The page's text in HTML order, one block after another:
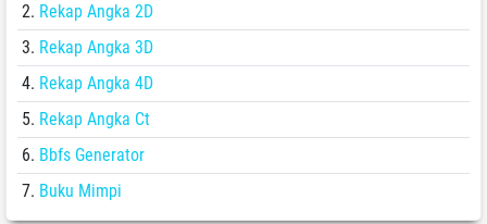
Rekap Angka 2D
Rekap Angka 3D
Rekap Angka 4D
Rekap Angka Ct
Bbfs Generator
Buku Mimpi